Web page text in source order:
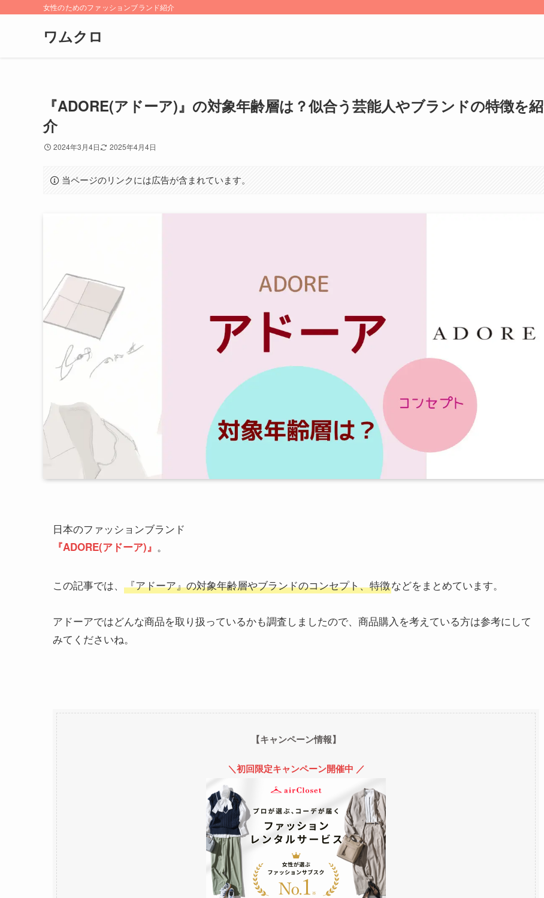
女性のためのファッションブランド紹介
ワムクロ
『ADORE(アドーア)』の対象年齢層は？似合う芸能人やブランドの特徴を紹
介
2024年3月4日 2025年4月4日
当ページのリンクには広告が含まれています。
日本のファッションブランド
『ADORE(アドーア)』 。
この記事では、 『アドーア』の対象年齢層やブランドのコンセプト、特徴などをまとめています。
アドーアではどんな商品を取り扱っているかも調査しましたので、商品購入を考えている方は参考にして
みてくださいね。
【キャンペーン情報】
＼初回限定キャンペーン開催中 ／